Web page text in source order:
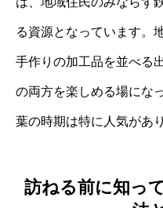
る資源となっています。
手作りの加工品を並べる
の両方を楽しめる場にな
葉の時期は特に人気があ
訪ねる前に知っ